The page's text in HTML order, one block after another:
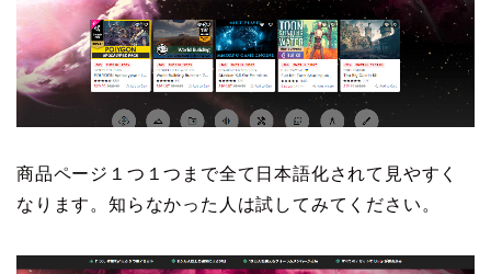
商品ページ１つ１つまで全て日本語化されて見やすく
なります。知らなかった人は試してみてください。